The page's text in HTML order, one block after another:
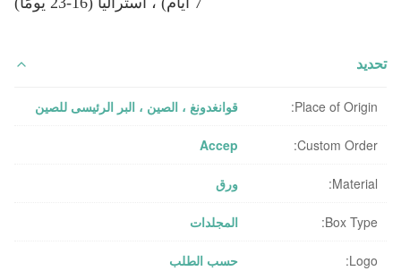
تحديد
Place of Origin: قوانغدونغ ، الصين ، البر الرئيسى للصين
Custom Order:
Accep
Material: ورق
Box Type: المجلدات
Logo: حسب الطلب